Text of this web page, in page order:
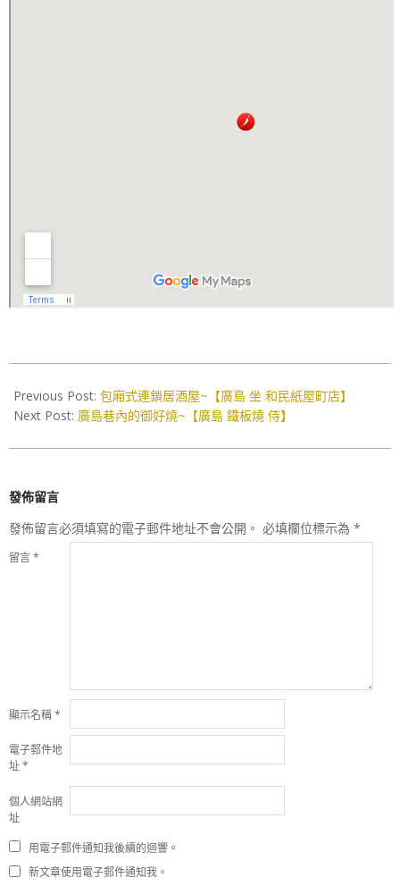
11-
08
Previous Post: 包廂式連鎖居酒屋~【廣島 坐 和民紙屋町店】
Next Post: 廣島巷內的御好燒~【廣島 鐵板燒 侍】
發佈留言
發佈留言必須填寫的電子郵件地址不會公開。 必填欄位標示為 *
留言*
顯示名稱*
電子郵件地
址*
個人網站網
址
用電子郵件通知我後續的迴響。
新文章使用電子郵件通知我。